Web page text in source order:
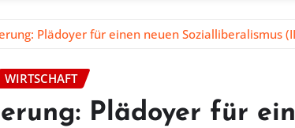
Plädoyer für einen neuen Sozialliberalismus
WIRTSCHAFT
Plädoyer für